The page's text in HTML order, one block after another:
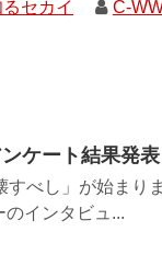
セカイ C-
ケート結果発表
べし」が始まりま
インタビュ...